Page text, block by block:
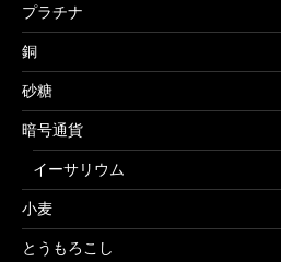
プラチナ
銅
砂糖
暗号通貨
イーサリウム
小麦
とうもろこし